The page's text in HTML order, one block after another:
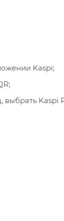
Kaspi;
выбрать Kaspi